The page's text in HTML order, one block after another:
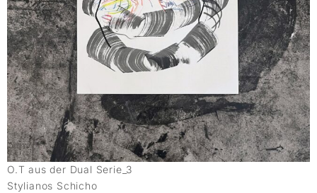
O.T aus der Dual Serie_3
Stylianos Schicho